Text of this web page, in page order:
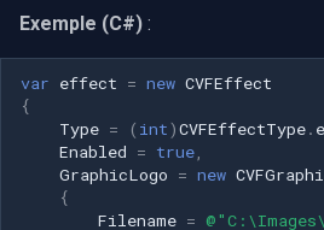
Exemple (C#) :
var effect = new CVFEffect
{
Type = ( int)CVFEffectType.
Enabled = true
GraphicLogo = new
{
Filename =